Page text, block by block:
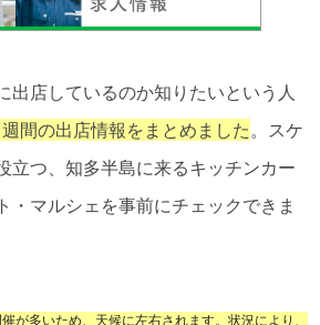
出店しているのか知りたいという人
間の出店情報をまとめました 。スケ
立つ、知多半島に来るキッチンカー
・マルシェを事前にチェックできま
が多いため、天候に左右されます。状況により、